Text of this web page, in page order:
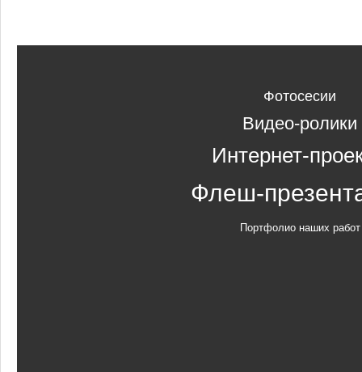
Фотосесии
Видео-ролики
Интернет-
Флеш-
Портфолио наших работ